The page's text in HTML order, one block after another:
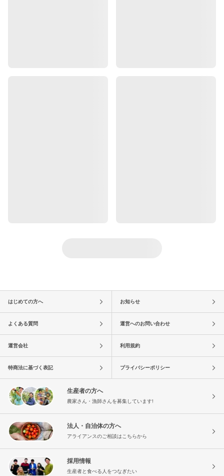
はじめての方へ お知らせ
よくある質問 運営へのお問い合わせ
運営会社 利用規約
特商法に基づく表記 プライバシーポリシー
生産者の方へ
農家さん・漁師さんを募集しています!
法人・自治体の方へ
アライアンスのご相談はこちらから
採用情報
生産者と食べる人をつなぎたい